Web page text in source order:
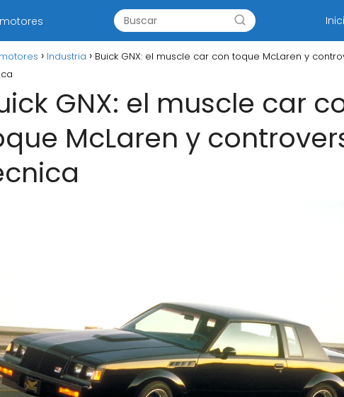
Industria
Buick GNX: el muscle car con toque McLaren y
GNX: el muscle car
McLaren y